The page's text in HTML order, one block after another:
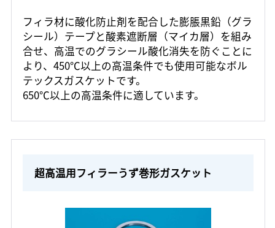
フィラ材に酸化防止剤を配合した膨脹黒鉛（グラ
シール）テープと酸素遮断層（マイカ層）を組み
合せ、高温でのグラシール酸化消失を防ぐことに
より、450℃以上の高温条件でも使用可能なボル
テックスガスケットです。
650℃以上の高温条件に適しています。
超高温用フィラーうず巻形ガスケット